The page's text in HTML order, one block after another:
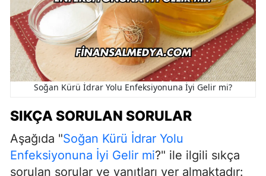
Soğan Kürü İdrar Yolu Enfeksiyonuna İyi Gelir mi?
SIKÇA SORULAN SORULAR
Aşağıda "Soğan Kürü İdrar Yolu
Enfeksiyonuna İyi Gelir mi?" ile ilgili sıkça
sorulan sorular ve yanıtları yer almaktadır: